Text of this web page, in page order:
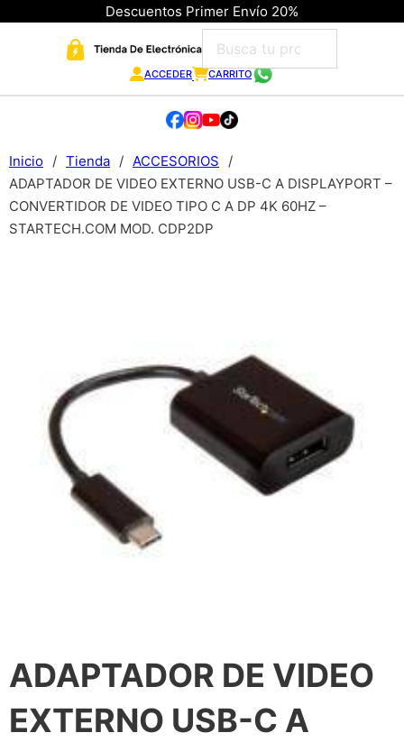
Descuentos Primer Envío 20%
ACCEDER CARRITO
Inicio / Tienda / ACCESORIOS
/
ADAPTADOR DE VIDEO EXTERNO USB-C A DISPLAYPORT –
CONVERTIDOR DE VIDEO TIPO C A DP 4K 60HZ –
STARTECH.COM MOD. CDP2DP
ADAPTADOR DE VIDEO
EXTERNO USB-C A